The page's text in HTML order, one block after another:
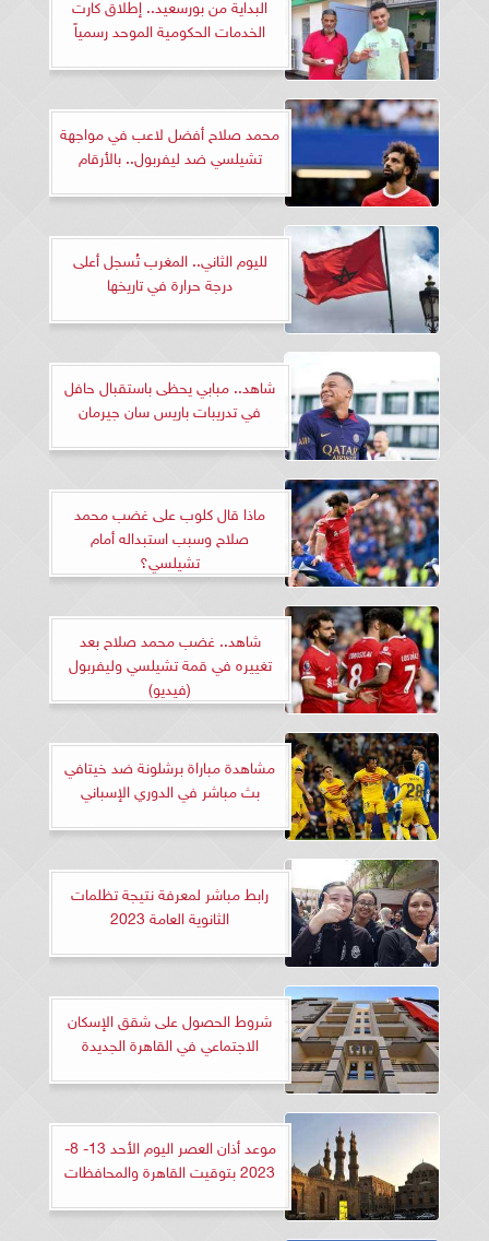
الخدمات الحكومية الموحد رسمياً
محمد صلاح أفضل لاعب في مواجهة
تشيلسي ضد ليفربول.. بالأرقام
لليوم الثاني.. المغرب تُسجل أعلى
درجة حرارة في تاريخها
شاهد.. مبابي يحظى باستقبال حافل
في تدريبات باريس سان جيرمان
ماذا قال كلوب على غضب محمد
صلاح وسبب استبداله أمام
تشيلسي؟
شاهد.. غضب محمد صلاح بعد
تغييره في قمة تشيلسي وليفربول
(فيديو)
مشاهدة مباراة برشلونة ضد خيتافي
بث مباشر في الدوري الإسباني
رابط مباشر لمعرفة نتيجة تظلمات
الثانوية العامة 2023
شروط الحصول على شقق الإسكان
الاجتماعي في القاهرة الجديدة
موعد أذان العصر اليوم الأحد 13- 8-
2023 بتوقيت القاهرة والمحافظات